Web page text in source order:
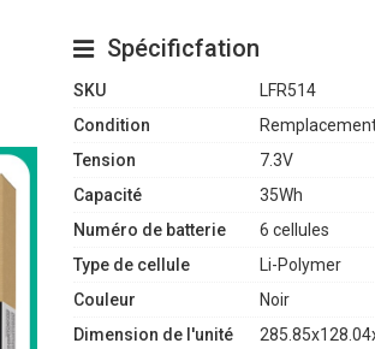
Spécificfation
SKU
LFR514
Condition
Tension
7.3V
Capacité
35Wh
Numéro de batterie
6 cellules
Type de cellule
Li-Polymer
Couleur
Noir
Dimension de l'unité